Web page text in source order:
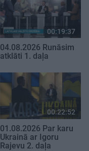
00:19:37
04.08.2026 Runāsim
atklāti 1. daļa
00:22:52
01.08.2026 Par karu
Ukrainā ar Igoru
Rajevu 2. daļa